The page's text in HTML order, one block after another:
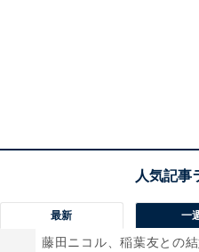
最新 一
藤田ニコル、稲葉友との